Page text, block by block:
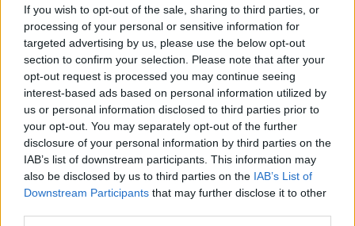
If you wish to opt-out of the sale, sharing to third parties, or
processing of your personal or sensitive information for
targeted advertising by us, please use the below opt-out
section to confirm your selection. Please note that after your
opt-out request is processed you may continue seeing
interest-based ads based on personal information utilized by
us or personal information disclosed to third parties prior to
your opt-out. You may separately opt-out of the further
disclosure of your personal information by third parties on the
IAB’s list of downstream participants. This information may
also be disclosed by us to third parties on the IAB’s List of
Downstream Participants that may further disclose it to other
In evidenza